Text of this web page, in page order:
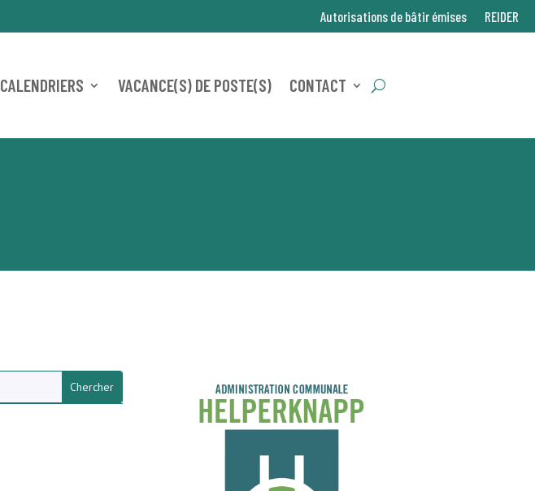
Autorisations de bâtir émises REIDER
CALENDRIERS VACANCE(S) DE POSTE(S) CONTACT